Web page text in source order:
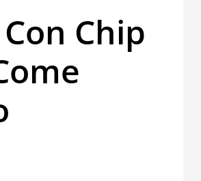
Chip